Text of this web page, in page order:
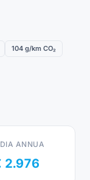
104 g/km CO₂
ANNUA
2.976